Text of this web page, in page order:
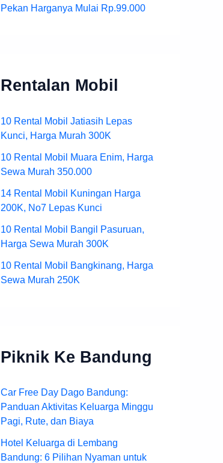
Pekan Harganya Mulai Rp.99.000
Rentalan Mobil
10 Rental Mobil Jatiasih Lepas
Kunci, Harga Murah 300K
10 Rental Mobil Muara Enim, Harga
Sewa Murah 350.000
14 Rental Mobil Kuningan Harga
200K, No7 Lepas Kunci
10 Rental Mobil Bangil Pasuruan,
Harga Sewa Murah 300K
10 Rental Mobil Bangkinang, Harga
Sewa Murah 250K
Piknik Ke Bandung
Car Free Day Dago Bandung:
Panduan Aktivitas Keluarga Minggu
Pagi, Rute, dan Biaya
Hotel Keluarga di Lembang
Bandung: 6 Pilihan Nyaman untuk